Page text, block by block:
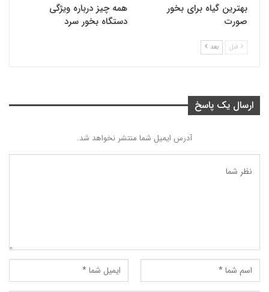
بهترین گیاه برای بخور
صورت
همه چیز درباره ویژگی
دستگاه بخور سرد
قبل بعد
ارسال یک پاسخ
آدرس ایمیل شما منتشر نخواهد شد.